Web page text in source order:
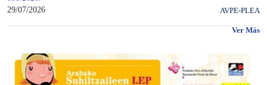
29/07/2026
AVPE-PLEA
Ver Más